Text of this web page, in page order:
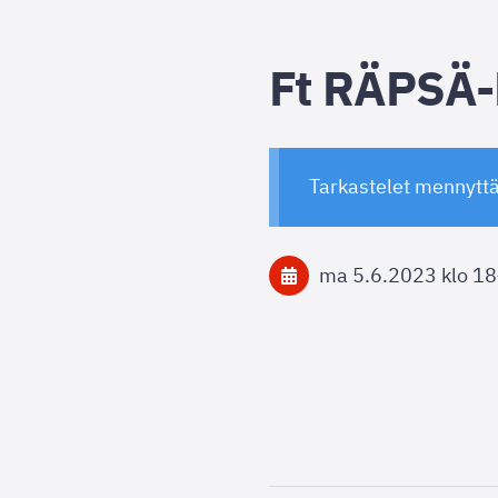
Ft
Tarkastelet
ma 5.6.2023 klo 18